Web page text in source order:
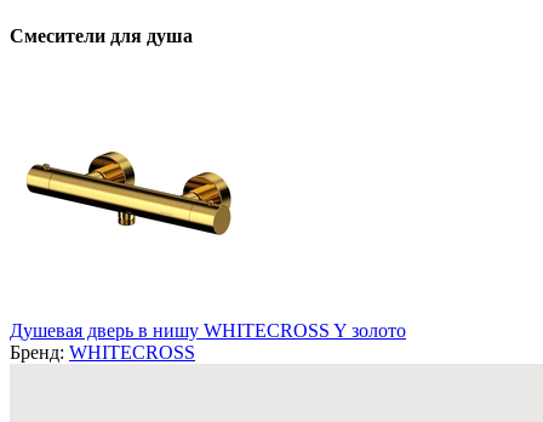
Смесители для душа
Душевая дверь в нишу WHITECROSS Y золото
Бренд: WHITECROSS